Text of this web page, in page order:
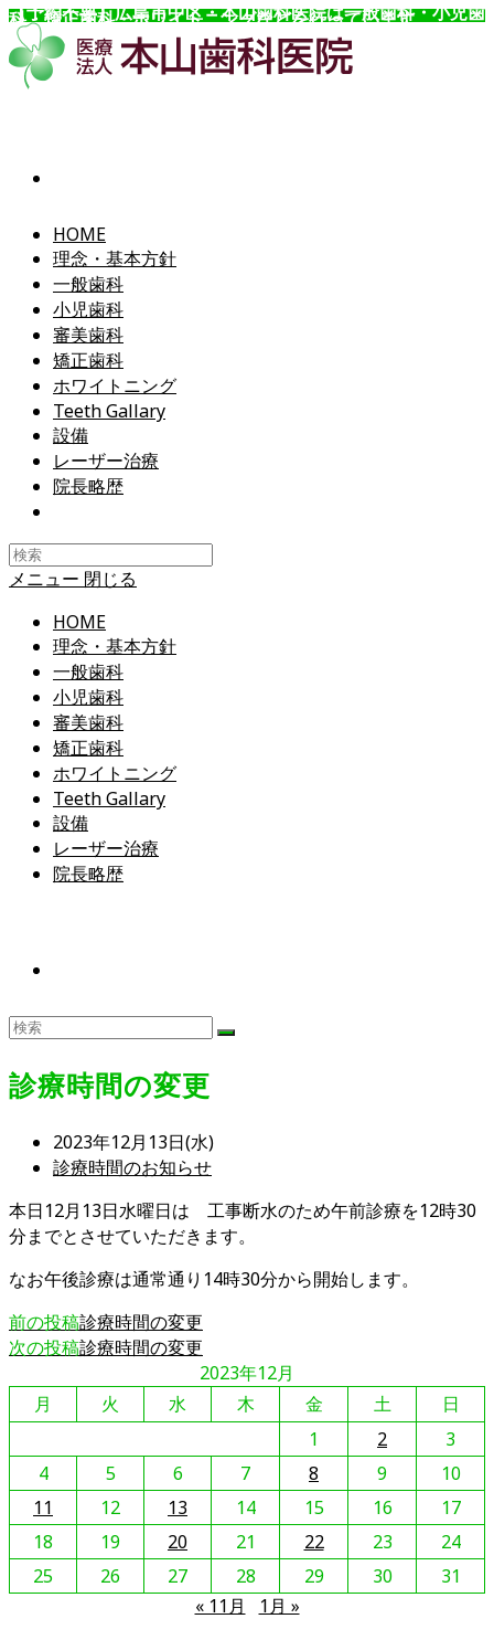
コ
ン
テ
【予約不要】広島市中区・本山歯科医院は一般歯科・小児歯
科・矯正歯科・ホワイトニングなどを行っています。
HOME
理念・基本方針
一般歯科
小児歯科
審美歯科
矯正歯科
ホワイトニング
Teeth Gallary
設備
レーザー治療
院長略歴
メニュー 閉じる
HOME
理念・基本方針
一般歯科
小児歯科
審美歯科
矯正歯科
ホワイトニング
Teeth Gallary
設備
レーザー治療
院長略歴
診療時間の変更
投
稿
開
日:
2023年12月13日(水)
投
カ
テ
ゴ
リ
ー:
診療時間のお知らせ
本日12月13日水曜日は 工事断水のため午前診療を12時30
分までとさせていただきます。
なお午後診療は通常通り14時30分から開始します。
そ
の
他
の
を
読
む
前の投稿診療時間の変更
次の投稿診療時間の変更
2023年12月
月
火 水 木 金 土
日
1
2
3
4
5 6 7 8 9
10
11
12 13 14 15 16
17
18
19 20 21 22 23
24
25
26 27 28 29 30
31
« 11月
1月 »